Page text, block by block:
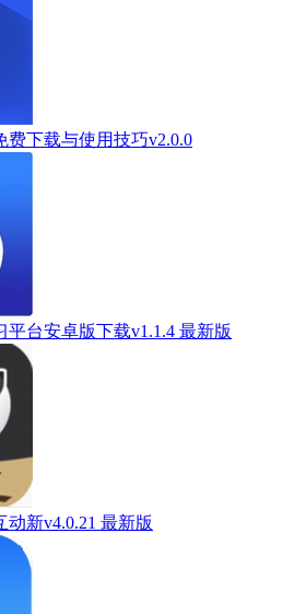
费下载与使用技巧v2.0.0
平台安卓版下载v1.1.4 最新版
新v4.0.21 最新版